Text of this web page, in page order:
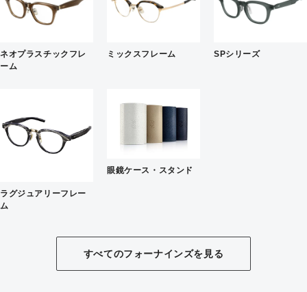
ネオプラスチックフレ
ーム
ミックスフレーム SPシリーズ
ラグジュアリーフレー
ム
眼鏡ケース・スタンド
すべてのフォーナインズを見る